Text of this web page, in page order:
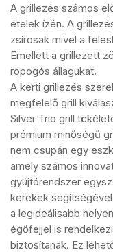
A grillezés számos
ételek ízén. A
zsírosak mivel a
Emellett a grillezett
ropogós állagukat.
A kerti grillezés
megfelelő grill
Silver Trio grill
prémium minőségű
nem csupán egy
amely számos
gyújtórendszer
kerekek
a legideálisabb
égőfejjel is
biztosítanak. Ez